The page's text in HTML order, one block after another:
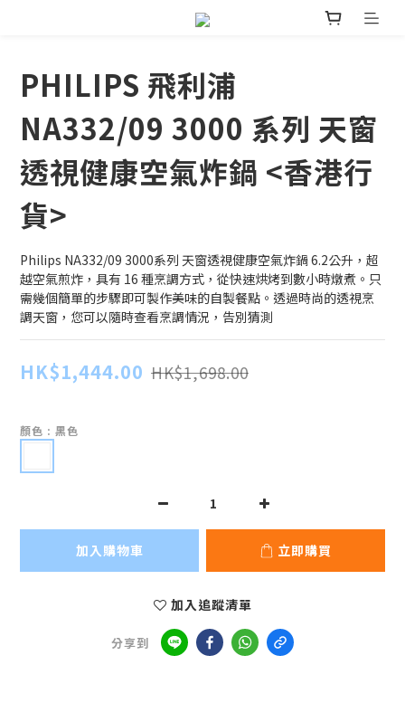
PHILIPS 飛利浦
NA332/09 3000 系列 天窗
透視健康空氣炸鍋 <香港行
貨>
Philips NA332/09 3000系列 天窗透視健康空氣炸鍋 6.2公升，超
越空氣煎炸，具有 16 種烹調方式，從快速烘烤到數小時燉煮。只
需幾個簡單的步驟即可製作美味的自製餐點。透過時尚的透視烹
調天窗，您可以隨時查看烹調情況，告別猜測
HK$1,444.00 HK$1,698.00
顏色 : 黑色
加入購物車 立即購買
加入追蹤清單
分享到